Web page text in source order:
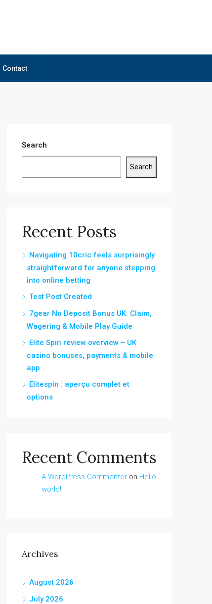
Contact
Search
Search
Recent Posts
Navigating 10cric feels surprisingly
straightforward for anyone stepping
into online betting
Test Post Created
7gear No Deposit Bonus UK: Claim,
Wagering & Mobile Play Guide
Elite Spin review overview – UK
casino bonuses, payments & mobile
app
Elitespin : aperçu complet et
options
Recent Comments
A WordPress Commenter on Hello
world!
Archives
August 2026
July 2026